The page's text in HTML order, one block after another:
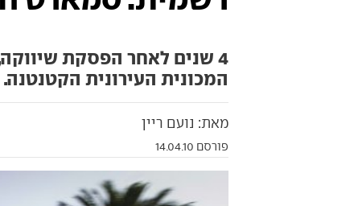
4 שנים לאחר הפסקת
המכונית העירונית
מאת: נועם ריין
פורסם 14.04.10